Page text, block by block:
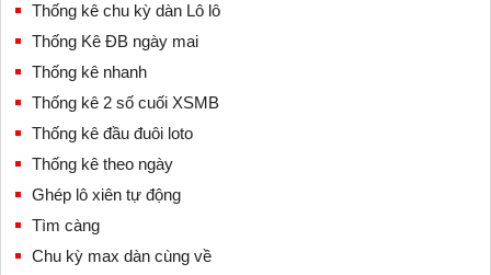
Thống kê chu kỳ dàn Lô lô
Thống Kê ĐB ngày mai
Thống kê nhanh
Thống kê 2 số cuối XSMB
Thống kê đầu đuôi loto
Thống kê theo ngày
Ghép lô xiên tự động
Tìm càng
Chu kỳ max dàn cùng về